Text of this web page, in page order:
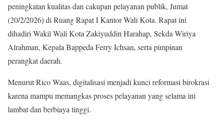
peningkatan kualitas dan cakupan pelayanan publik, Jumat
(20/2/2026) di Ruang Rapat I Kantor Wali Kota. Rapat ini
dihadiri Wakil Wali Kota Zakiyuddin Harahap, Sekda Wiriya
Alrahman, Kepala Bappeda Ferry Ichsan, serta pimpinan
perangkat daerah.
Menurut Rico Waas, digitalisasi menjadi kunci reformasi birokrasi
karena mampu memangkas proses pelayanan yang selama ini
lambat dan berbiaya tinggi.